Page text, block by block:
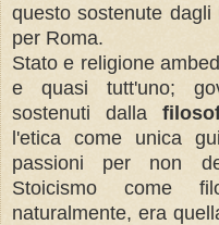
questo sostenute
per Roma.
Stato e religione
e quasi tutt'uno;
sostenuti dalla
l'etica come unica
passioni per non
Stoicismo come
naturalmente, era